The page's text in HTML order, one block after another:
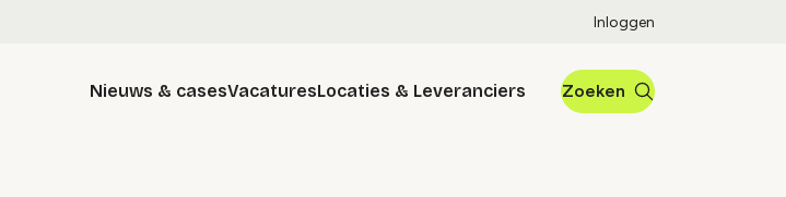
Inloggen
Nieuws & casesVacaturesLocaties & Leveranciers Zoeken